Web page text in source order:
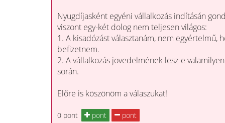
Nyugdíjasként egyéni vállalkozás indításán
viszont egy-két dolog nem teljesen világos:
1. A kisadózást választanám, nem egyértelmű,
befizetnem.
2. A vállalkozás jövedelmének lesz-e
során.
Előre is köszönöm a válaszukat!
0 pont pont pont